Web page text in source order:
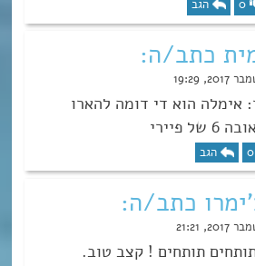
0 הגב
כתב/ה:
אימלה הוא די דומה להארו
פיירי
0 הגב
כתב/ה:
תותחים ! קצב טוב.